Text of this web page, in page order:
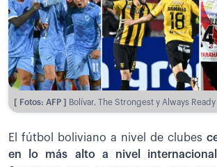
[ Fotos: AFP ] Bolívar, The Strongest y Always Ready
El fútbol boliviano a nivel de clubes
en lo más alto a nivel internacional